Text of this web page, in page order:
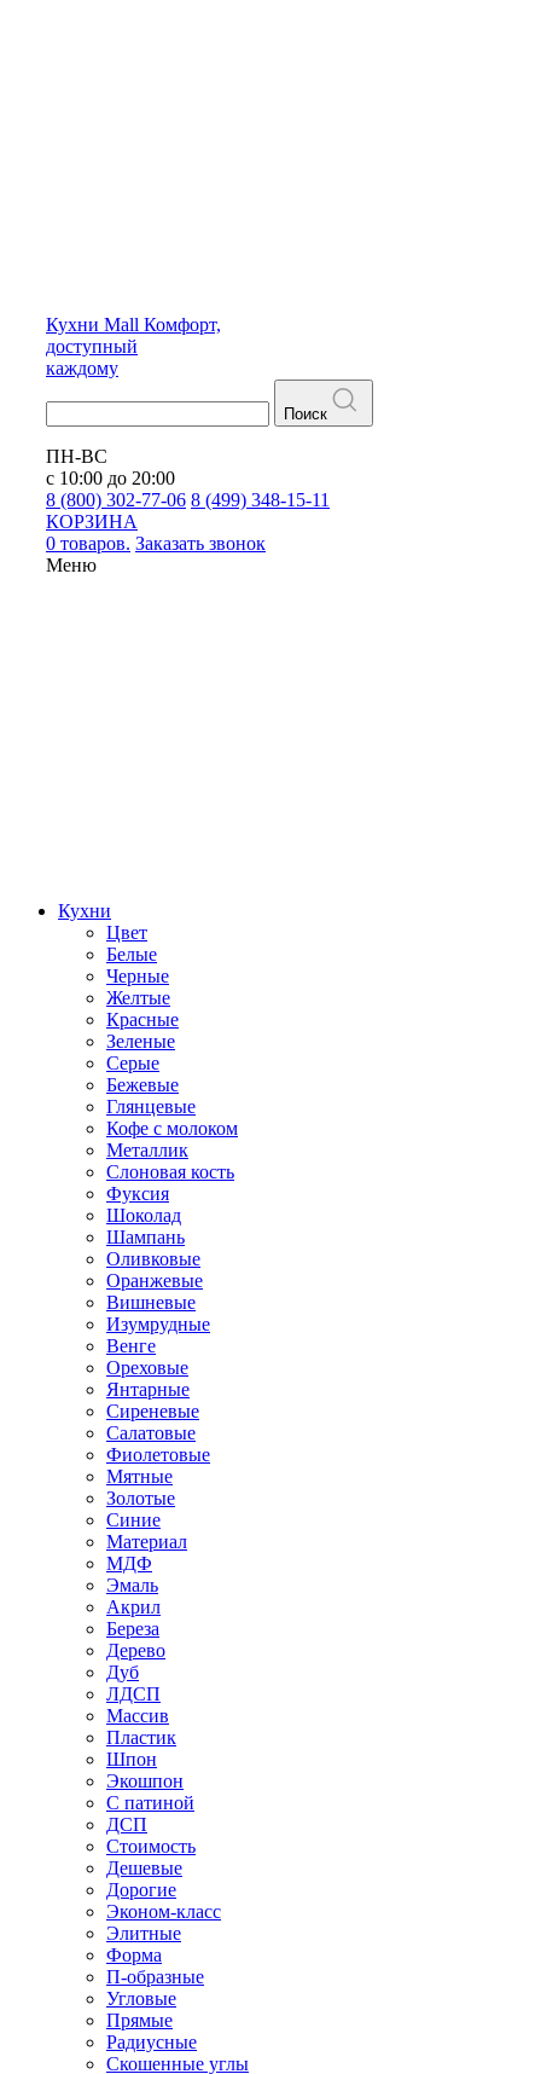
Кухни Mall Комфорт,
доступный
каждому
Поиск
ПН-ВС
с 10:00 до 20:00
8 (800) 302-77-06 8 (499) 348-15-11
КОРЗИНА
0 товаров. Заказать звонок
Меню
Кухни
Цвет
Белые
Черные
Желтые
Красные
Зеленые
Серые
Бежевые
Глянцевые
Кофе с молоком
Металлик
Слоновая кость
Фуксия
Шоколад
Шампань
Оливковые
Оранжевые
Вишневые
Изумрудные
Венге
Ореховые
Янтарные
Сиреневые
Салатовые
Фиолетовые
Мятные
Золотые
Синие
Материал
МДФ
Эмаль
Акрил
Береза
Дерево
Дуб
ЛДСП
Массив
Пластик
Шпон
Экошпон
С патиной
ДСП
Стоимость
Дешевые
Дорогие
Эконом-класс
Элитные
Форма
П-образные
Угловые
Прямые
Радиусные
Скошенные углы